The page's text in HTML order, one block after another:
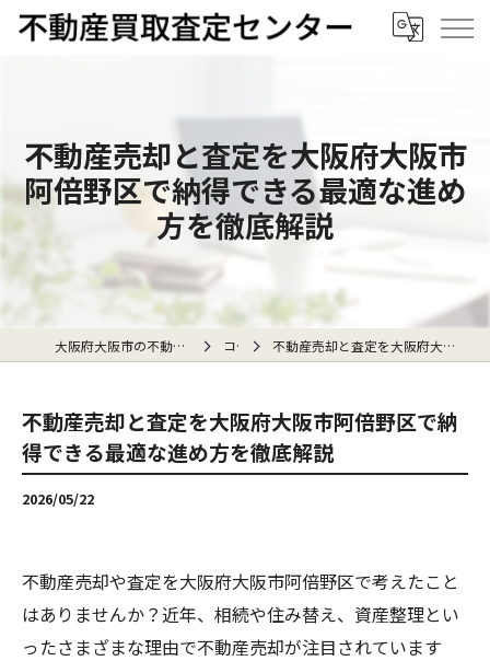
不動産売却と査定を大阪府大阪市
阿倍野区で納得できる最適な進め
方を徹底解説
大阪府大阪市の不動産売却なら不動産買取査定センター コラム 不動産売却と査定を大阪府大阪市阿倍野区で納得できる最適な進め方を徹底解説
不動産売却と査定を大阪府大阪市阿倍野区で納
得できる最適な進め方を徹底解説
2026/05/22
不動産売却や査定を大阪府大阪市阿倍野区で考えたこと
はありませんか？近年、相続や住み替え、資産整理とい
ったさまざまな理由で不動産売却が注目されています